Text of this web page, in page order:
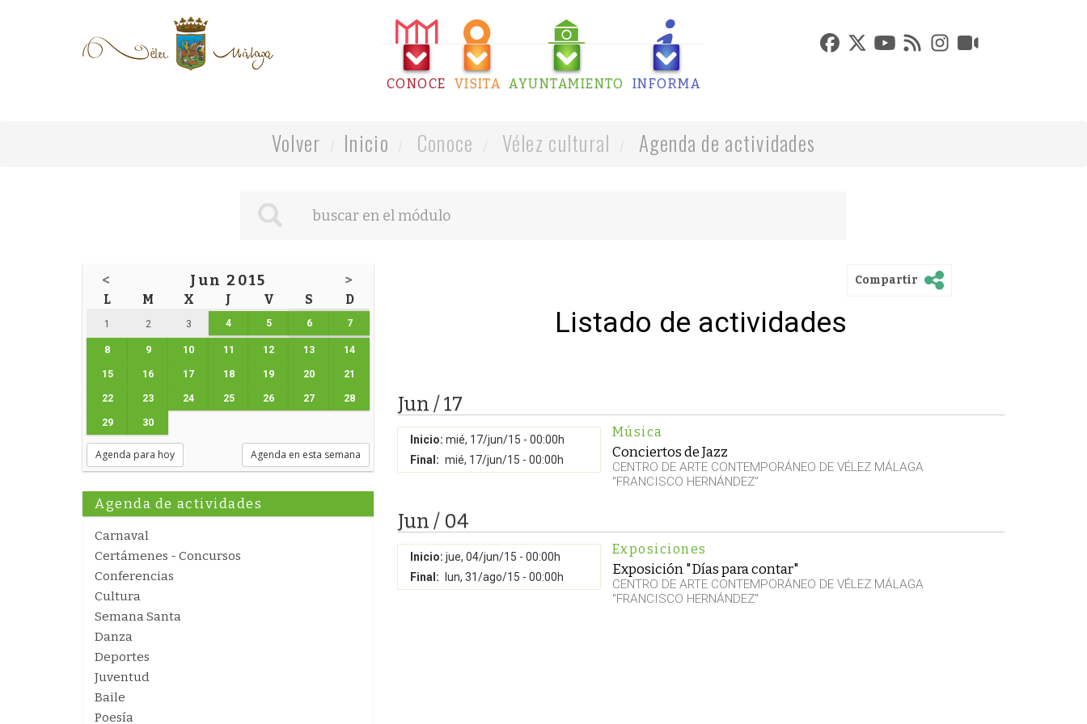
CONOCE VISITA AYUNTAMIENTO INFORMA
Volver Inicio Conoce Vélez cultural Agenda de actividades
< Jun 2015 >
L M X J V S D
1 2 3 4 5 6 7
8 9 10 11 12 13 14
15 16 17 18 19 20 21
22 23 24 25 26 27 28
29 30
Agenda para hoy Agenda en esta semana
Agenda de actividades
Carnaval
Certámenes - Concursos
Conferencias
Cultura
Semana Santa
Danza
Deportes
Juventud
Baile
Poesía
Compartir
Listado de actividades
Jun / 17
Inicio: mié, 17/jun/15 - 00:00h
Final: mié, 17/jun/15 - 00:00h
Música
Conciertos de Jazz
CENTRO DE ARTE CONTEMPORÁNEO DE VÉLEZ MÁLAGA
"FRANCISCO HERNÁNDEZ"
Jun / 04
Inicio: jue, 04/jun/15 - 00:00h
Final:
lun, 31/ago/15 - 00:00h
Exposiciones
Exposición "Días para contar"
CENTRO DE ARTE CONTEMPORÁNEO DE VÉLEZ MÁLAGA
"FRANCISCO HERNÁNDEZ"